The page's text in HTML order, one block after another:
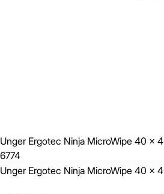
Unger Ergotec Ninja MicroWipe 40 x
6774
Unger Ergotec Ninja MicroWipe 40 x